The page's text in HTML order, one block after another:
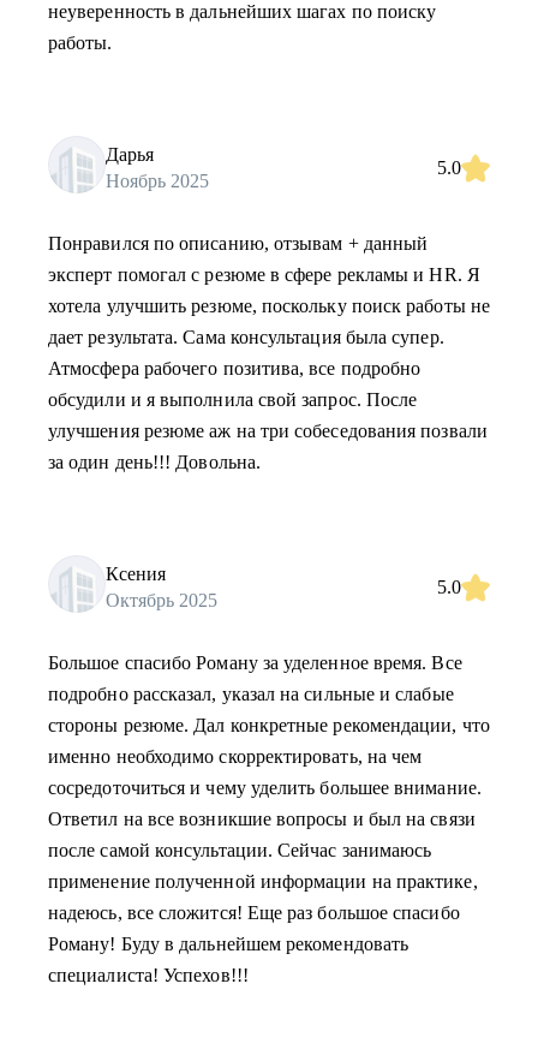
неуверенность в дальнейших шагах по поиску
работы.
Дарья
Ноябрь 2025
5.0
Понравился по описанию, отзывам + данный
эксперт помогал с резюме в сфере рекламы и HR. Я
хотела улучшить резюме, поскольку поиск работы не
дает результата. Сама консультация была супер.
Атмосфера рабочего позитива, все подробно
обсудили и я выполнила свой запрос. После
улучшения резюме аж на три собеседования позвали
за один день!!! Довольна.
Ксения
Октябрь 2025
5.0
Большое спасибо Роману за уделенное время. Все
подробно рассказал, указал на сильные и слабые
стороны резюме. Дал конкретные рекомендации, что
именно необходимо скорректировать, на чем
сосредоточиться и чему уделить большее внимание.
Ответил на все возникшие вопросы и был на связи
после самой консультации. Сейчас занимаюсь
применение полученной информации на практике,
надеюсь, все сложится! Еще раз большое спасибо
Роману! Буду в дальнейшем рекомендовать
специалиста! Успехов!!!